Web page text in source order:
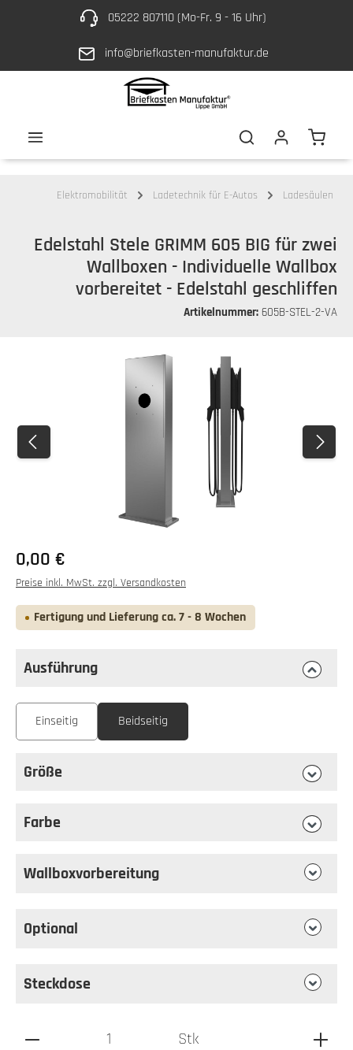
Zum Hauptinhalt springen05222 807110 (Mo-Fr. 9 - 16 Uhr)
info@briefkasten-manufaktur.de
Elektromobilität Ladetechnik für E-Autos Ladesäulen
Edelstahl Stele GRIMM 605 BIG für zwei
Wallboxen - Individuelle Wallbox
vorbereitet - Edelstahl geschliffen
Artikelnummer: 605B-STEL-2-VA
Bildergalerie überspringen
0,00 €
Preise inkl. MwSt. zzgl. Versandkosten
Fertigung und Lieferung ca. 7 - 8 Wochen
Ausführung
Ausführungauswählen
Einseitig Beidseitig
Größe
Farbe
Wallboxvorbereitung
Optional
Steckdose
Produkt Anzahl: Gib den gewünschten Wert ein oder
Stk